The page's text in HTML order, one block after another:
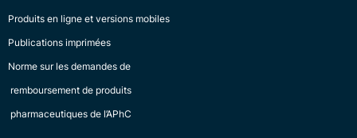
Produits en ligne et versions mobiles
Publications imprimées
Norme sur les demandes de
remboursement de produits
pharmaceutiques de l’APhC